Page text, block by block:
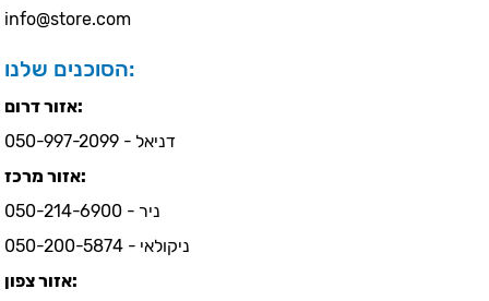
info@store.com
הסוכנים שלנו:
אזור דרום:
דניאל - 050-997-2099
אזור מרכז:
ניר - 050-214-6900
ניקולאי - 050-200-5874
אזור צפון: